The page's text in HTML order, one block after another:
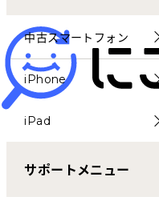
マイページ
中古スマートフォン
iPhone
iPad
サポートメニュー